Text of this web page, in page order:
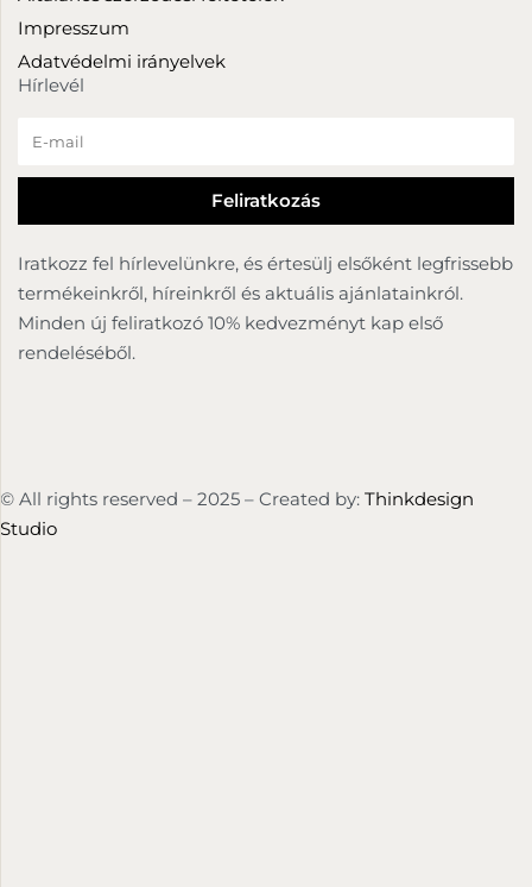
Impresszum
Adatvédelmi irányelvek
Hírlevél
Iratkozz fel hírlevelünkre, és értesülj elsőként legfrissebb
termékeinkről, híreinkről és aktuális ajánlatainkról.
Minden új feliratkozó 10% kedvezményt kap első
rendeléséből.
© All rights reserved – 2025 – Created by: Thinkdesign
Studio